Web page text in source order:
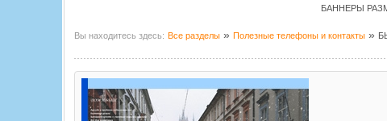
БАННЕРЫ
Вы находитесь здесь: Все разделы » Полезные телефоны и контакты »